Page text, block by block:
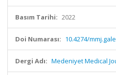
Basım Tarihi: 2022
Doi Numarası: 10.4274/
Dergi Adı: Medeniyet Medical